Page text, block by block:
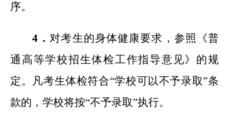
序。
4 ．对考生的身体健康要求，参照《普
通高等学校招生体检工作指导意见》的规
定。凡考生体检符合“学校可以不予录取”条
款的，学校将按“不予录取”执行。